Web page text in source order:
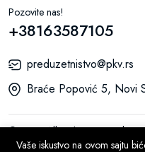
Pozovite nas!
+38163587105
preduzetnistvo@pkv.rs
Braće Popović 5, Novi
© 2026 All Rights Reserved.
Vaše iskustvo na ovom sajtu